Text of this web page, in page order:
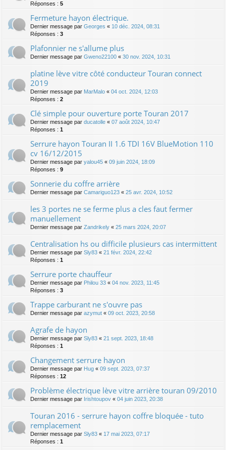
Réponses : 5
Fermeture hayon électrique.
Dernier message par Georges « 10 déc. 2024, 08:31
Réponses : 3
Plafonnier ne s'allume plus
Dernier message par Gweno22100 « 30 nov. 2024, 10:31
platine lève vitre côté conducteur Touran connect
2019
Dernier message par MarMalo « 04 oct. 2024, 12:03
Réponses : 2
Clé simple pour ouverture porte Touran 2017
Dernier message par ducatolle « 07 août 2024, 10:47
Réponses : 1
Serrure hayon Touran II 1.6 TDI 16V BlueMotion 110
cv 16/12/2015
Dernier message par yalou45 « 09 juin 2024, 18:09
Réponses : 9
Sonnerie du coffre arrière
Dernier message par Camariguo123 « 25 avr. 2024, 10:52
les 3 portes ne se ferme plus a cles faut fermer
manuellement
Dernier message par Zandrikely « 25 mars 2024, 20:07
Centralisation hs ou difficile plusieurs cas intermittent
Dernier message par Sly83 « 21 févr. 2024, 22:42
Réponses : 1
Serrure porte chauffeur
Dernier message par Philou 33 « 04 nov. 2023, 11:45
Réponses : 3
Trappe carburant ne s'ouvre pas
Dernier message par azymut « 09 oct. 2023, 20:58
Agrafe de hayon
Dernier message par Sly83 « 21 sept. 2023, 18:48
Réponses : 1
Changement serrure hayon
Dernier message par Hug « 09 sept. 2023, 07:37
Réponses : 12
Problème électrique lève vitre arrière touran 09/2010
Dernier message par Irishtoupov « 04 juin 2023, 20:38
Touran 2016 - serrure hayon coffre bloquée - tuto
remplacement
Dernier message par Sly83 « 17 mai 2023, 07:17
Réponses : 1